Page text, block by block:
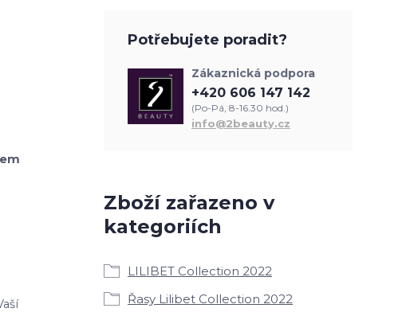
Zboží zařazeno v
kategoriích
LILIBET Collection 2022
Řasy Lilibet Collection 2022
Potřebujete poradit?
Zákaznická podpora
+420 606 147 142
(Po-Pá, 8-16.30 hod.)
info@2beauty.cz